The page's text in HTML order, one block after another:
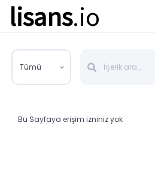
lisans.io
Tümü
Bu Sayfaya erişim izniniz yok